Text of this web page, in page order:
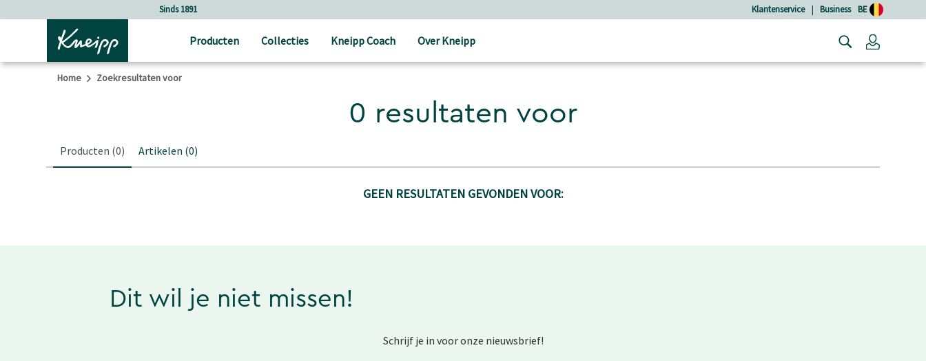
Sinds 1891 Klantenservice | Business BE
Producten Collecties Kneipp Coach Over Kneipp
Home Zoekresultaten voor
0 resultaten voor
Producten (0) Artikelen (0)
GEEN RESULTATEN GEVONDEN VOOR:
Dit wil je niet missen!
Schrijf je in voor onze nieuwsbrief!